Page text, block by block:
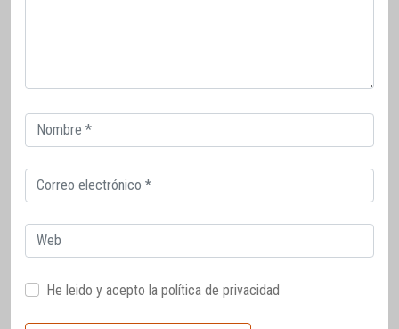
Correo
electrónico
Correo
electrónico
Web
He leido y acepto la política de privacidad